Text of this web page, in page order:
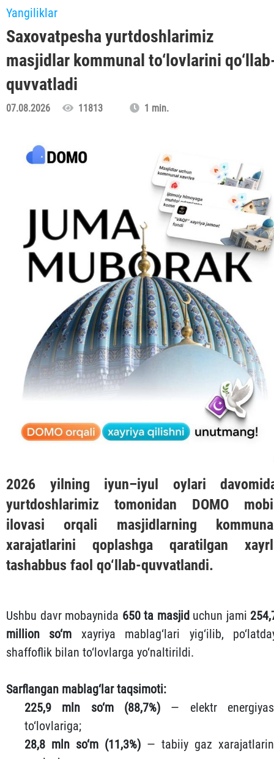
Yangiliklar
Saxovatpesha yurtdoshlarimiz
masjidlar kommunal to‘lovlarini
quvvatladi
07.08.2026 11813 1 min.
2026 yilning iyun–iyul oylari
yurtdoshlarimiz tomonidan DOMO
ilovasi orqali masjidlarning
xarajatlarini qoplashga qaratilgan
tashabbus faol qo‘llab-quvvatlandi.
Ushbu davr mobaynida 650 ta masjid uchun jami
million so‘m xayriya mablag‘lari yig‘ilib,
shaffoflik bilan to‘lovlarga yo‘naltirildi.
Sarflangan mablag‘lar taqsimoti:
225,9 mln so‘m (88,7%) — elektr
to‘lovlariga;
28,8 mln so‘m (11,3%) — tabiiy gaz